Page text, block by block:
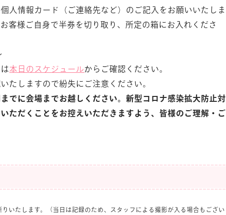
人情報カード（ご連絡先など）のご記入をお願いいたしま
客様ご自身で半券を切り取り、所定の箱にお入れくださ
本日のスケジュールからご確認ください。
たしますので紛失にご注意ください。
でに会場までお越しください。新型コロナ感染拡大防止対
ただくことをお控えいただきますよう、皆様のご理解・ご
いたします。（当日は記録のため、スタッフによる撮影が入る場合もござい